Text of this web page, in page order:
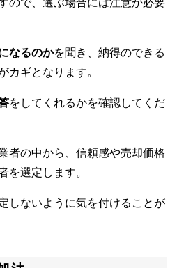
なるのかを聞き、納得のできる
カギとなります。
をしてくれるかを確認してくだ
者の中から、信頼感や売却価格
を選定します。
しないように気を付けることが